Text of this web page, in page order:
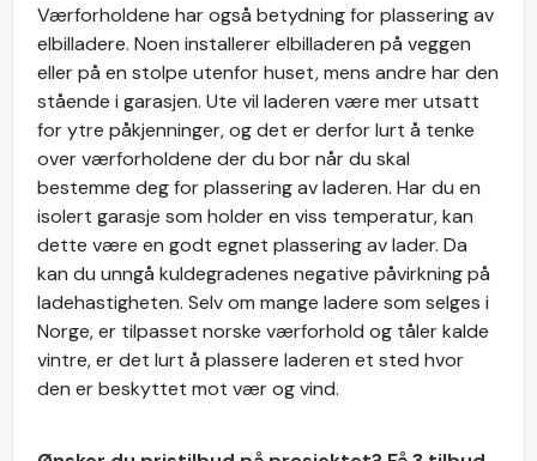
Værforholdene har også betydning for plassering av
elbilladere. Noen installerer elbilladeren på veggen
eller på en stolpe utenfor huset, mens andre har den
stående i garasjen. Ute vil laderen være mer utsatt
for ytre påkjenninger, og det er derfor lurt å tenke
over værforholdene der du bor når du skal
bestemme deg for plassering av laderen. Har du en
isolert garasje som holder en viss temperatur, kan
dette være en godt egnet plassering av lader. Da
kan du unngå kuldegradenes negative påvirkning på
ladehastigheten. Selv om mange ladere som selges i
Norge, er tilpasset norske værforhold og tåler kalde
vintre, er det lurt å plassere laderen et sted hvor
den er beskyttet mot vær og vind.